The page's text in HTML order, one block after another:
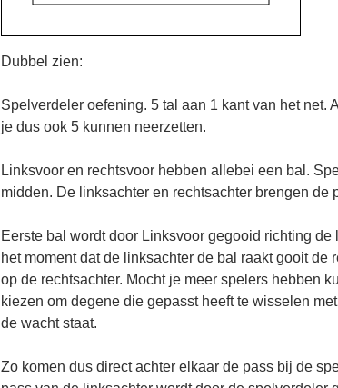
Dubbel zien:
Spelverdeler oefening. 5 tal aan 1 kant van het net.
je dus ook 5 kunnen neerzetten.
Linksvoor en rechtsvoor hebben allebei een bal.
midden. De linksachter en rechtsachter brengen de
Eerste bal wordt door Linksvoor gegooid richting de
het moment dat de linksachter de bal raakt gooit de
op de rechtsachter. Mocht je meer spelers hebben
kiezen om degene die gepasst heeft te wisselen
de wacht staat.
Zo komen dus direct achter elkaar de pass bij de